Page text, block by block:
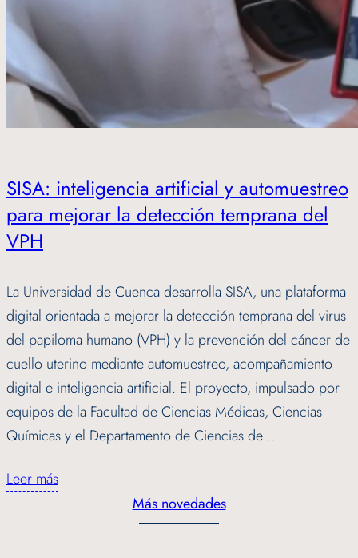
SISA: inteligencia artificial y automuestreo
para mejorar la detección temprana del
VPH
La Universidad de Cuenca desarrolla SISA, una plataforma
digital orientada a mejorar la detección temprana del virus
del papiloma humano (VPH) y la prevención del cáncer de
cuello uterino mediante automuestreo, acompañamiento
digital e inteligencia artificial. El proyecto, impulsado por
equipos de la Facultad de Ciencias Médicas, Ciencias
Químicas y el Departamento de Ciencias de…
Leer más
Más novedades